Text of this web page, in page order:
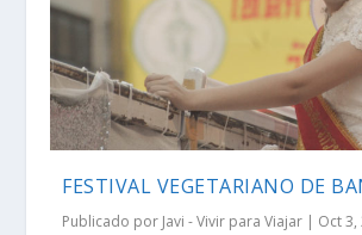
FESTIVAL VEGETARIANO DE
Publicado por Javi - Vivir para Viajar | Oct 3,